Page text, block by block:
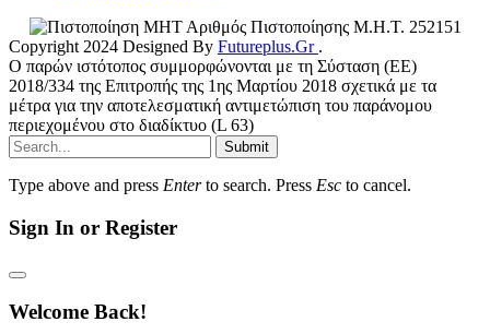
Αριθμός Πιστοποίησης Μ.Η.Τ. 252151
Copyright 2024 Designed By Futureplus.Gr .
Ο παρών ιστότοπος συμμορφώνονται με τη Σύσταση (ΕΕ)
2018/334 της Επιτροπής της 1ης Μαρτίου 2018 σχετικά με τα
μέτρα για την αποτελεσματική αντιμετώπιση του παράνομου
περιεχομένου στο διαδίκτυο (L 63)
Submit
Type above and press Enterto search. Press Esc to cancel.
Sign In or Register
Welcome Back!